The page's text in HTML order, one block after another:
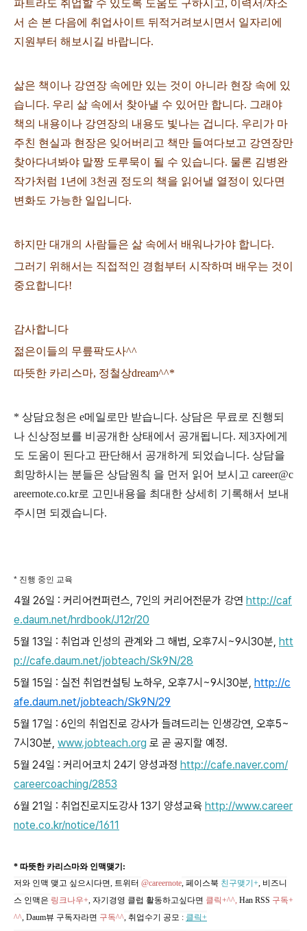
파트라도 취업할 수 있도록 도움도 구하시고, 이력서/자소
서 손 본 다음에 취업사이트 뒤적거려보시면서 일자리에
지원부터 해보시길 바랍니다.
삶은 책이나 강연장 속에만 있는 것이 아니라 현장 속에 있
습니다. 우리 삶 속에서 찾아낼 수 있어만 합니다. 그래야
책의 내용이나 강연장의 내용도 빛나는 겁니다. 우리가 마
주친 현실과 현장은 잊어버리고 책만 들여다보고 강연장만
찾아다녀봐야 말짱 도루묵이 될 수 있습니다. 물론 김병완
작가처럼 1년에 3천권 정도의 책을 읽어낼 열정이 있다면
변화도 가능한 일입니다.
하지만 대개의 사람들은 삶 속에서 배워나가야 합니다.
그러기 위해서는 직접적인 경험부터 시작하며 배우는 것이
중요합니다!
감사합니다
젊은이들의 무릎팍도사^^
따뜻한 카리스마, 정철상dream^^*
* 상담요청은 e메일로만 받습니다. 상담은 무료로 진행되
나 신상정보를 비공개한 상태에서 공개됩니다. 제3자에게
도 도움이 된다고 판단해서 공개하게 되었습니다. 상담을
희망하시는 분들은 상담원칙 을 먼저 읽어 보시고 career@c
areernote.co.kr로 고민내용을 최대한 상세히 기록해서 보내
주시면 되겠습니다.
* 진행 중인 교육
4월 26일 : 커리어컨퍼런스, 7인의 커리어전문가 강연 http://caf
e.daum.net/hrdbook/J12r/20
5월 13일 : 취업과 인성의 관계와 그 해법, 오후7시~9시30분, htt
p://cafe.daum.net/jobteach/Sk9N/28
5월 15일 : 실전 취업컨설팅 노하우, 오후7시~9시30분, http://c
afe.daum.net/jobteach/Sk9N/29
5월 17일 : 6인의 취업진로 강사가 들려드리는 인생강연, 오후5~
7시30분, www.jobteach.org 로 곧 공지할 예정.
5월 24일 : 커리어코치 24기 양성과정 http://cafe.naver.com/
careercoaching/2853
6월 21일 : 취업진로지도강사 13기 양성교육 http://www.career
note.co.kr/notice/1611
* 따뜻한 카리스마와 인맥맺기:
저와 인맥 맺고 싶으시다면, 트위터 @careernote, 페이스북 친구맺기+, 비즈니
스 인맥은 링크나우+, 자기경영 클럽 활동하고싶다면 클릭+^^, Han RSS 구독+
^^, Daum뷰 구독자라면 구독^^, 취업수기 공모 : 클릭+